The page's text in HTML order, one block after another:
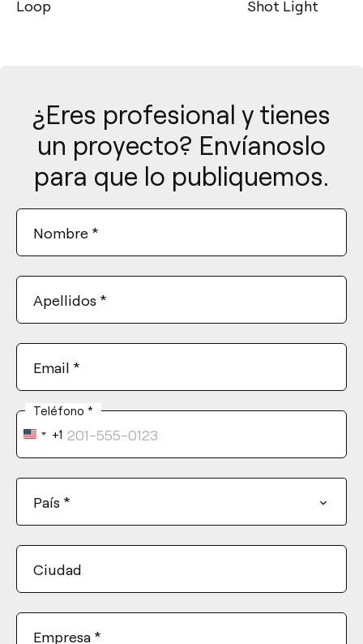
Loop Shot Light
¿Eres profesional y tienes
un proyecto? Envíanoslo
para que lo publiquemos.
Nombre *
Apellidos *
Email *
Teléfono *
United
States
+1
País *
Ciudad
Empresa *